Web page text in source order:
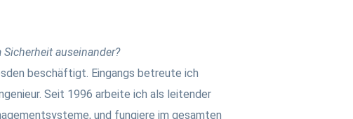
auseinander?
beschäftigt. Eingangs betreute ich
Seit 1996 arbeite ich als leitender
und fungiere im gesamten